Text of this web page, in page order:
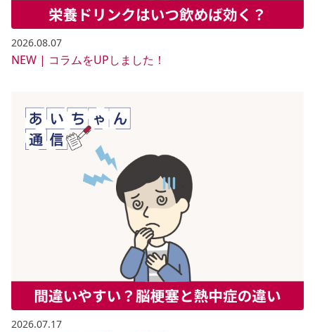
2026.08.07
NEW | コラムをUPしました！
2026.07.17